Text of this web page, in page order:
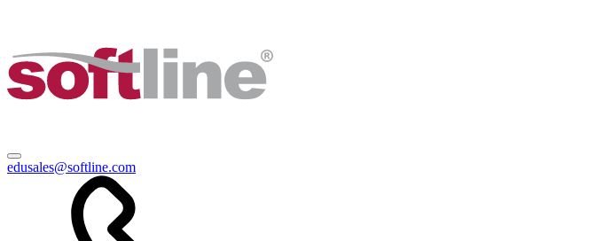
edusales@softline.com